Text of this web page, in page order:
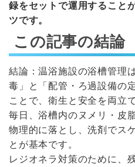
録をセットで運用すること
ツです。
この記事の結論
結論：温浴施設の浴槽管理
毒」と「配管・ろ過設備の
ことで、衛生と安全を両立
毎日、浴槽内のヌメリ・皮
物理的に落とし、洗剤でス
とが基本です。
レジオネラ対策のために、